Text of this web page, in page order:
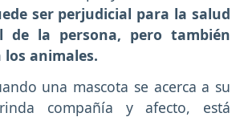
ser perjudicial para la salud
de la persona, pero también
animales.
una mascota se acerca a su
compañía y afecto, está